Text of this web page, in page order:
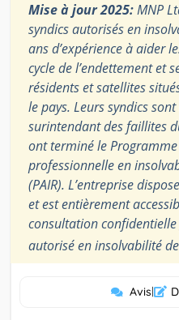
Mise à jour 2025:MNP
syndics autorisés en
ans d’expérience à aider
cycle de l’endettement et
résidents et satellites
le pays. Leurs syndics
surintendant des faillites
ont terminé le
professionnelle en
(PAIR). L’entreprise
et est entièrement
consultation
autorisé en insolvabilité
Avis|